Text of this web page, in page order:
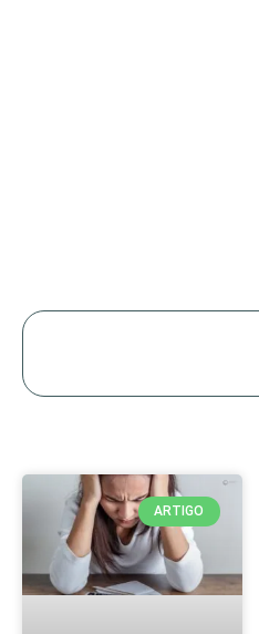
ARTIGO